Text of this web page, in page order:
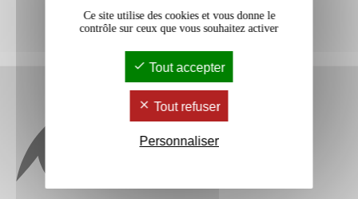
Ce site utilise des cookies et vous donne le
contrôle sur ceux que vous souhaitez activer
Tout accepter
Tout refuser
Personnaliser